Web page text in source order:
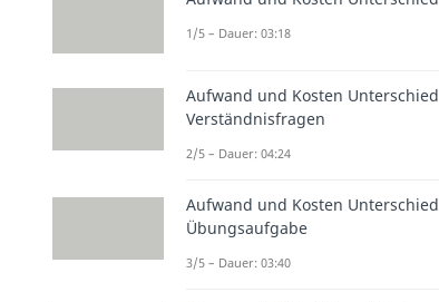
1/5 – Dauer: 03:18
Aufwand und Kosten Unterschied
Verständnisfragen
2/5 – Dauer: 04:24
Aufwand und Kosten Unterschied
Übungsaufgabe
3/5 – Dauer: 03:40